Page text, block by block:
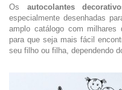
Os autocolantes
especialmente desenhadas
amplo catálogo com milhares
para que seja mais fácil
seu filho ou filha, dependendo